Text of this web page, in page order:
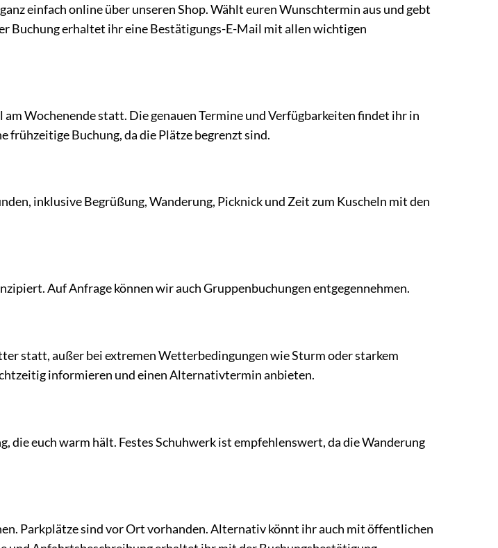
einfach online über unseren Shop. Wählt euren Wunschtermin aus und gebt
Buchung erhaltet ihr eine Bestätigungs-E-Mail mit allen wichtigen
Wochenende statt. Die genauen Termine und Verfügbarkeiten findet ihr in
frühzeitige Buchung, da die Plätze begrenzt sind.
inklusive Begrüßung, Wanderung, Picknick und Zeit zum Kuscheln mit den
Auf Anfrage können wir auch Gruppenbuchungen entgegennehmen.
statt, außer bei extremen Wetterbedingungen wie Sturm oder starkem
informieren und einen Alternativtermin anbieten.
euch warm hält. Festes Schuhwerk ist empfehlenswert, da die Wanderung
Parkplätze sind vor Ort vorhanden. Alternativ könnt ihr auch mit öffentlichen